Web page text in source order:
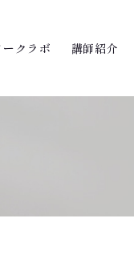
ークラボ 講師紹介